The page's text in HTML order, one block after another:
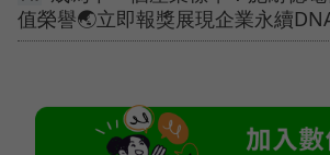
值榮譽🌏立即報獎展現企業永續